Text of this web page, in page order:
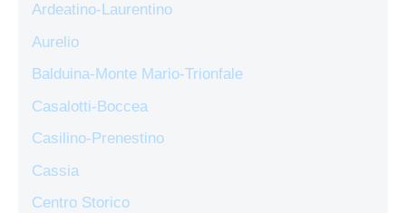
Ardeatino-Laurentino
Aurelio
Balduina-Monte Mario-Trionfale
Casalotti-Boccea
Casilino-Prenestino
Cassia
Centro Storico